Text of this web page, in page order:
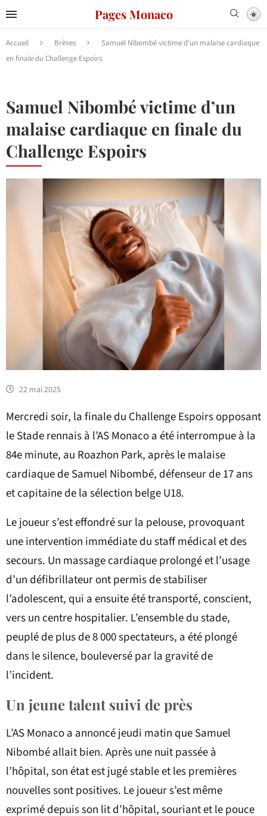
Pages Monaco
Accueil Brèves
Samuel Nibombé victime d’un malaise cardiaque
en finale du Challenge Espoirs
Samuel Nibombé victime d’un
malaise cardiaque en finale du
Challenge Espoirs
22 mai 2025
Mercredi soir, la finale du Challenge Espoirs opposant
le Stade rennais à l’AS Monaco a été interrompue à la
84e minute, au Roazhon Park, après le malaise
cardiaque de Samuel Nibombé, défenseur de 17 ans
et capitaine de la sélection belge U18.
Le joueur s’est effondré sur la pelouse, provoquant
une intervention immédiate du staff médical et des
secours. Un massage cardiaque prolongé et l’usage
d’un défibrillateur ont permis de stabiliser
l’adolescent, qui a ensuite été transporté, conscient,
vers un centre hospitalier. L’ensemble du stade,
peuplé de plus de 8 000 spectateurs, a été plongé
dans le silence, bouleversé par la gravité de
l’incident.
Un jeune talent suivi de près
L’AS Monaco a annoncé jeudi matin que Samuel
Nibombé allait bien. Après une nuit passée à
l’hôpital, son état est jugé stable et les premières
nouvelles sont positives. Le joueur s’est même
exprimé depuis son lit d’hôpital, souriant et le pouce